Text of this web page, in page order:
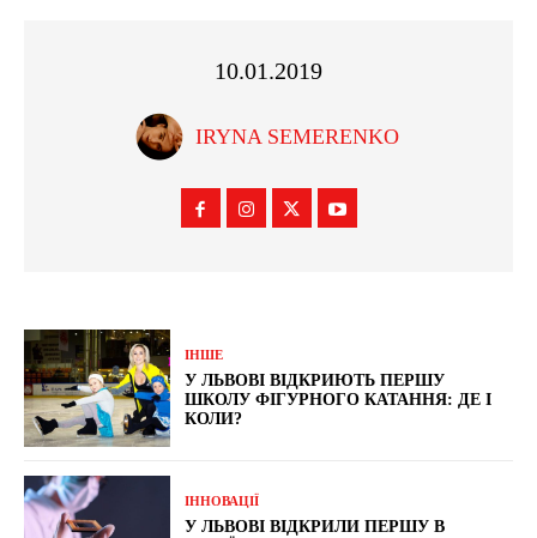
10.01.2019
IRYNA SEMERENKO
ІНШЕ
У ЛЬВОВІ ВІДКРИЮТЬ ПЕРШУ
ШКОЛУ ФІГУРНОГО КАТАННЯ: ДЕ І
КОЛИ?
ІННОВАЦІЇ
У ЛЬВОВІ ВІДКРИЛИ ПЕРШУ В